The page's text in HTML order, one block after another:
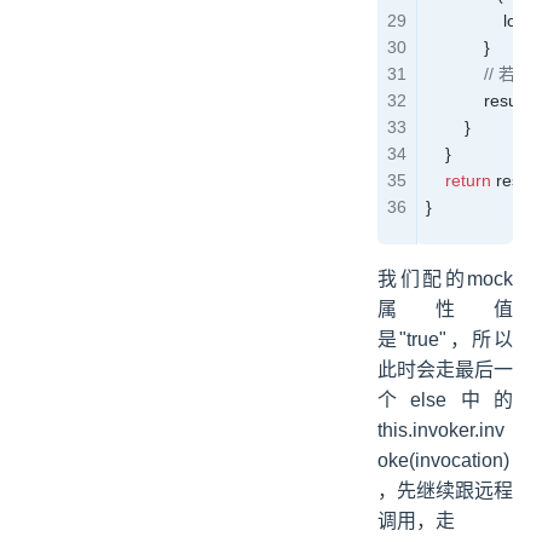
            }
//
            result
        }
    }
    return
result
}
我们配的mock
属性值
是"true"，所以
此时会走最后一
个else中的
this.invoker.inv
oke(invocation)
，先继续跟远程
调用，走